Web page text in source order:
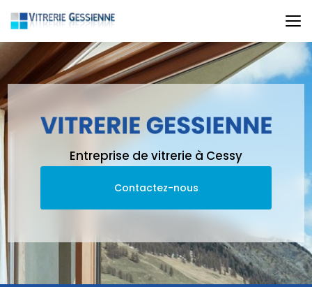
au
contenu
principal
Entreprise de vitrerie à Cessy
Contactez-nous